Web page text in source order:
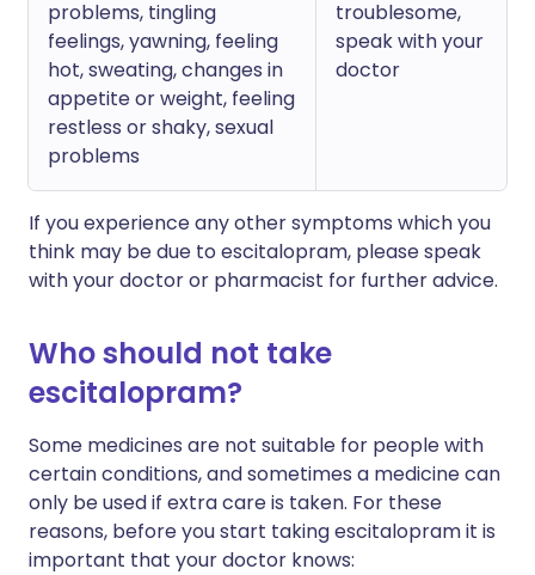
problems, tingling
feelings, yawning, feeling
hot, sweating, changes in
appetite or weight, feeling
restless or shaky, sexual
problems
troublesome,
speak with your
doctor
If you experience any other symptoms which you
think may be due to escitalopram, please speak
with your doctor or pharmacist for further advice.
Who should not take
escitalopram?
Some medicines are not suitable for people with
certain conditions, and sometimes a medicine can
only be used if extra care is taken. For these
reasons, before you start taking escitalopram it is
important that your doctor knows: